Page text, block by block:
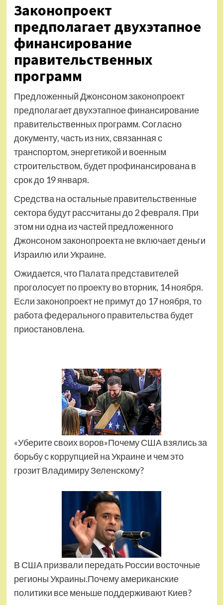
Законопроект
предполагает двухэтапное
финансирование
правительственных
программ
Предложенный Джонсоном законопроект
предполагает двухэтапное финансирование
правительственных программ. Согласно
документу, часть из них, связанная с
транспортом, энергетикой и военным
строительством, будет профинансирована в
срок до 19 января.
Средства на остальные правительственные
сектора будут рассчитаны до 2 февраля. При
этом ни одна из частей предложенного
Джонсоном законопроекта не включает деньги
Израилю или Украине.
Ожидается, что Палата представителей
проголосует по проекту во вторник, 14 ноября.
Если законопроект не примут до 17 ноября, то
работа федерального правительства будет
приостановлена.
«Уберите своих воров»Почему США взялись за
борьбу с коррупцией на Украине и чем это
грозит Владимиру Зеленскому?
В США призвали передать России восточные
регионы Украины.Почему американские
политики все меньше поддерживают Киев?